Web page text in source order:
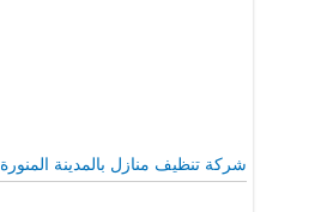
شركة تنظيف منازل بالمدينة المنورة